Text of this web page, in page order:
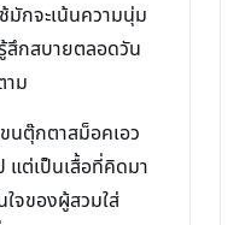
มักจะเน้นความนุ่ม
สึกสบายตลอดวัน
าม
นตุ๊กตาสม็อคเอว
แต่เป็นเสื้อที่คิดมา
จของผู้สวมใส่